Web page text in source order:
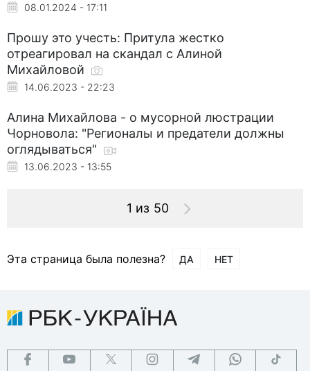
08.01.2024 - 17:11
Прошу это учесть: Притула жестко
отреагировал на скандал с Алиной
Михайловой
14.06.2023 - 22:23
Алина Михайлова - о мусорной люстрации
Чорновола: "Регионалы и предатели должны
оглядываться"
13.06.2023 - 13:55
1 из 50
Эта страница была полезна? ДА НЕТ